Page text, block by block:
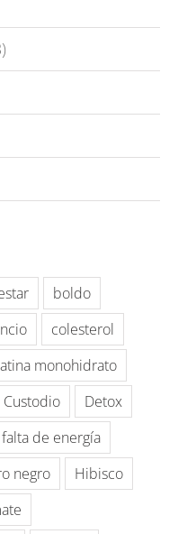
boldo
colesterol
monohidrato
Custodio
Detox
falta de energía
negro
Hibisco